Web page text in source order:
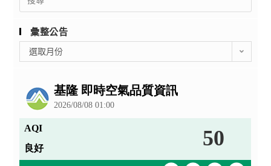
for:
彙整公告
整
選取月份